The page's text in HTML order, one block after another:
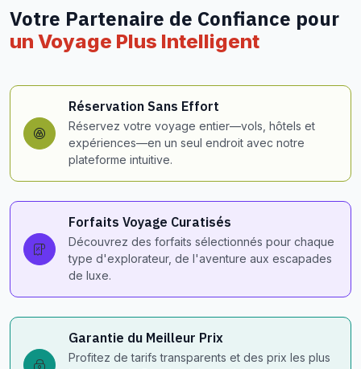
Votre Partenaire de Confiance pour
un Voyage Plus Intelligent
Réservation Sans Effort
Réservez votre voyage entier—vols, hôtels et
expériences—en un seul endroit avec notre
plateforme intuitive.
Forfaits Voyage Curatisés
Découvrez des forfaits sélectionnés pour chaque
type d'explorateur, de l'aventure aux escapades
de luxe.
Garantie du Meilleur Prix
Profitez de tarifs transparents et des prix les plus